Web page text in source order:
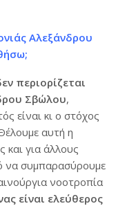
Αλεξάνδρου
περιορίζεται
Σβώλου,
είναι κι ο στόχος
αυτή η
και για άλλους
να συμπαρασύρουμε
νοοτροπία
είναι ελεύθερος